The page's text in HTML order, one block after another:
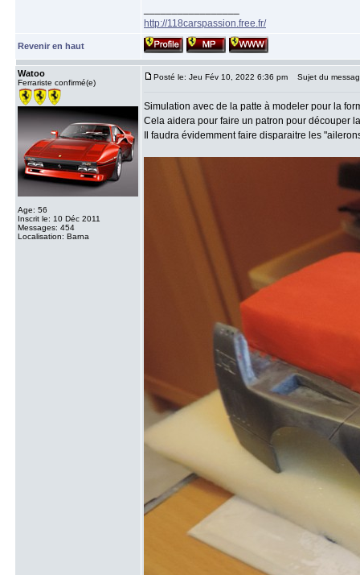
http://118carspassion.free.fr/
Revenir en haut
Watoo
Ferrariste confirmé(e)
Age: 56
Inscrit le: 10 Déc 2011
Messages: 454
Localisation: Barna
Posté le: Jeu Fév 10, 2022 6:36 pm Sujet du
Simulation avec de la patte à modeler pour la
Cela aidera pour faire un patron pour découper
Il faudra évidemment faire disparaitre les